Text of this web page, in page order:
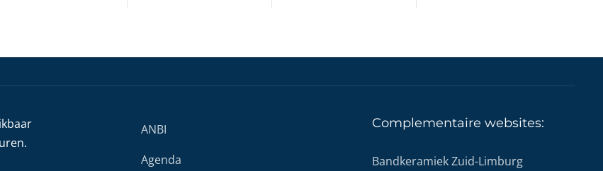
ANBI
Agenda
Complementaire websites:
Bandkeramiek Zuid-Limburg